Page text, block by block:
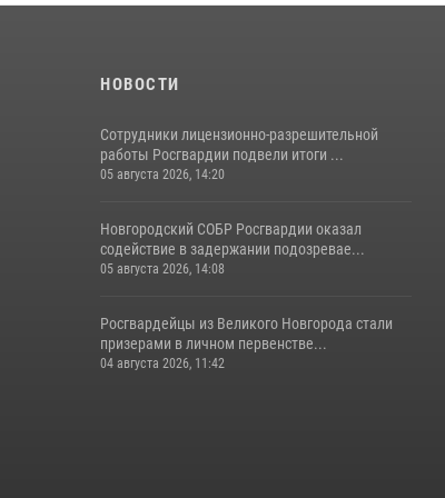
НОВОСТИ
Сотрудники лицензионно-разрешительной
работы Росгвардии подвели итоги ...
05 августа 2026, 14:20
Новгородский СОБР Росгвардии оказал
содействие в задержании подозревае...
05 августа 2026, 14:08
Росгвардейцы из Великого Новгорода стали
призерами в личном первенстве...
04 августа 2026, 11:42